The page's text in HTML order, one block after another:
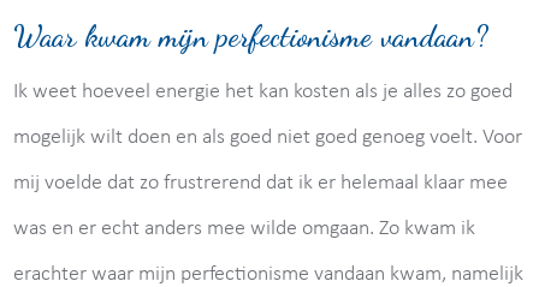
Waar kwam mijn perfectionisme vandaan?
Ik weet hoeveel energie het kan kosten als je alles zo goed
mogelijk wilt doen en als goed niet goed genoeg voelt. Voor
mij voelde dat zo frustrerend dat ik er helemaal klaar mee
was en er echt anders mee wilde omgaan. Zo kwam ik
erachter waar mijn perfectionisme vandaan kwam, namelijk